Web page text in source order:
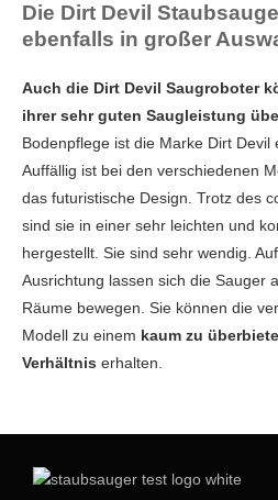
Die Dirt Devil
ebenfalls in großer
Auch die Dirt Devil Saugroboter
ihrer sehr guten Saugleistung
Bodenpflege ist die Marke Dirt Devil
Auffällig ist bei den verschiedenen
das futuristische Design. Trotz des
sind sie in einer sehr leichten und
hergestellt. Sie sind sehr wendig.
Ausrichtung lassen sich die Sauger
Räume bewegen. Sie können die
Modell zu einem kaum zu
Verhältnis erhalten.